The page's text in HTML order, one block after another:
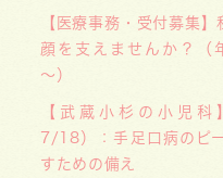
【医療事務・受付募集
顔を支えませんか？（
～）
【武蔵小杉の小児
7/18）：手足口病のピ
すための備え